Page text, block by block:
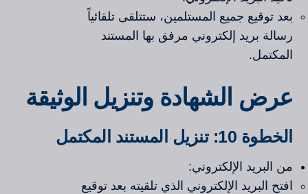
بعد توقيع جميع المستلمين، ستتلقى تلقائياً
رسالة بريد إلكتروني مرفق بها المستند
المكتمل.
عرض الشهادة وتنزيل الوثيقة
الخطوة 10: تنزيل المستند المكتمل
من البريد الإلكتروني:
افتح البريد الإلكتروني الذي تلقيته بعد توقيع